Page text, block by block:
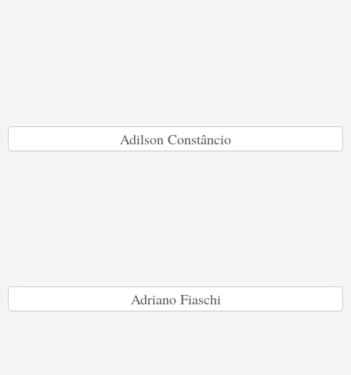
Adilson Constâncio
Adriano Fiaschi